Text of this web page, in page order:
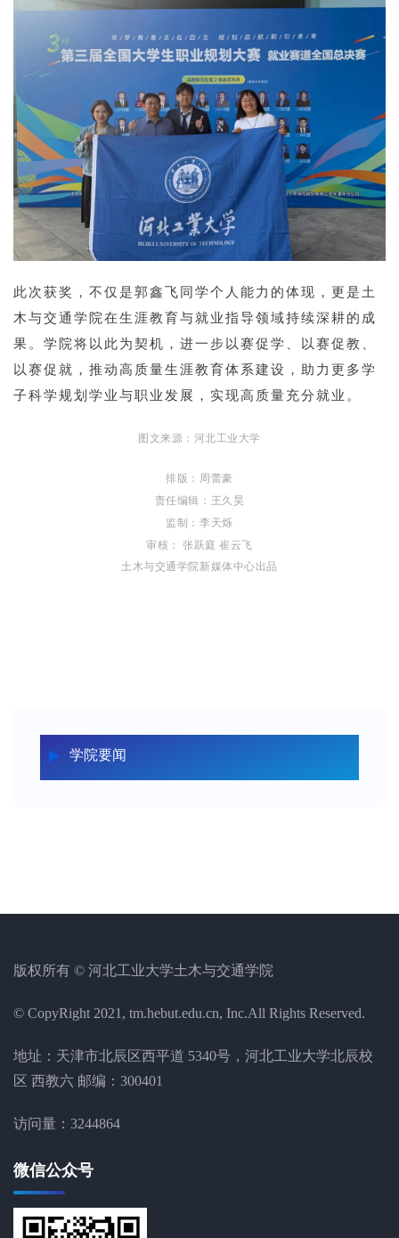
学院要闻
此次获奖，不仅是郭鑫飞同学个人能力的体现，更是土
木与交通学院在生涯教育与就业指导领域持续深耕的成
果。学院将以此为契机，进一步以赛促学、以赛促教、
以赛促就，推动高质量生涯教育体系建设，助力更多学
子科学规划学业与职业发展，实现高质量充分就业。
图文来源：河北工业大学
排版：周蕾豪
责任编辑：王久昊
监制：李天烁
审核： 张跃庭 崔云飞
土木与交通学院新媒体中心出品
版权所有 © 河北工业大学土木与交通学院
© CopyRight 2021, tm.hebut.edu.cn, Inc.All Rights Reserved.
地址：天津市北辰区西平道 5340号，河北工业大学北辰校
区 西教六 邮编：300401
访问量： 3244864
微信公众号